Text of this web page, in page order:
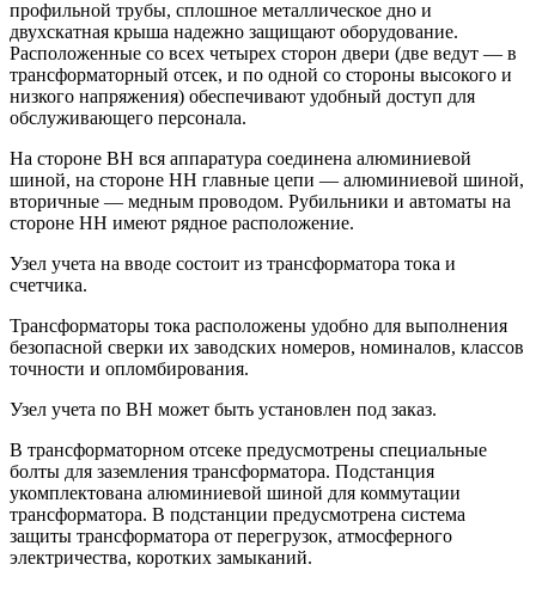
профильной трубы, сплошное металлическое дно и
двухскатная крыша надежно защищают оборудование.
Расположенные со всех четырех сторон двери (две ведут — в
трансформаторный отсек, и по одной со стороны высокого и
низкого напряжения) обеспечивают удобный доступ для
обслуживающего персонала.
На стороне ВН вся аппаратура соединена алюминиевой
шиной, на стороне НН главные цепи — алюминиевой шиной,
вторичные — медным проводом. Рубильники и автоматы на
стороне НН имеют рядное расположение.
Узел учета на вводе состоит из трансформатора тока и
счетчика.
Трансформаторы тока расположены удобно для выполнения
безопасной сверки их заводских номеров, номиналов, классов
точности и опломбирования.
Узел учета по ВН может быть установлен под заказ.
В трансформаторном отсеке предусмотрены специальные
болты для заземления трансформатора. Подстанция
укомплектована алюминиевой шиной для коммутации
трансформатора. В подстанции предусмотрена система
защиты трансформатора от перегрузок, атмосферного
электричества, коротких замыканий.